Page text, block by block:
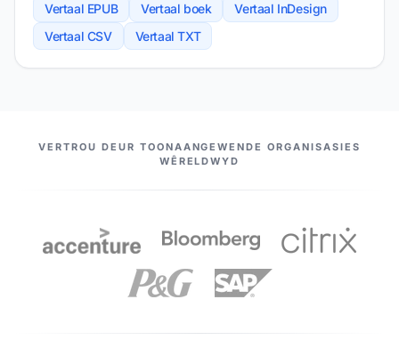
Vertaal EPUB
Vertaal boek
Vertaal InDesign
Vertaal CSV
Vertaal TXT
ONS VENNOTE
VERTROU DEUR TOONAANGEWENDE ORGANISASIES
WÊRELDWYD